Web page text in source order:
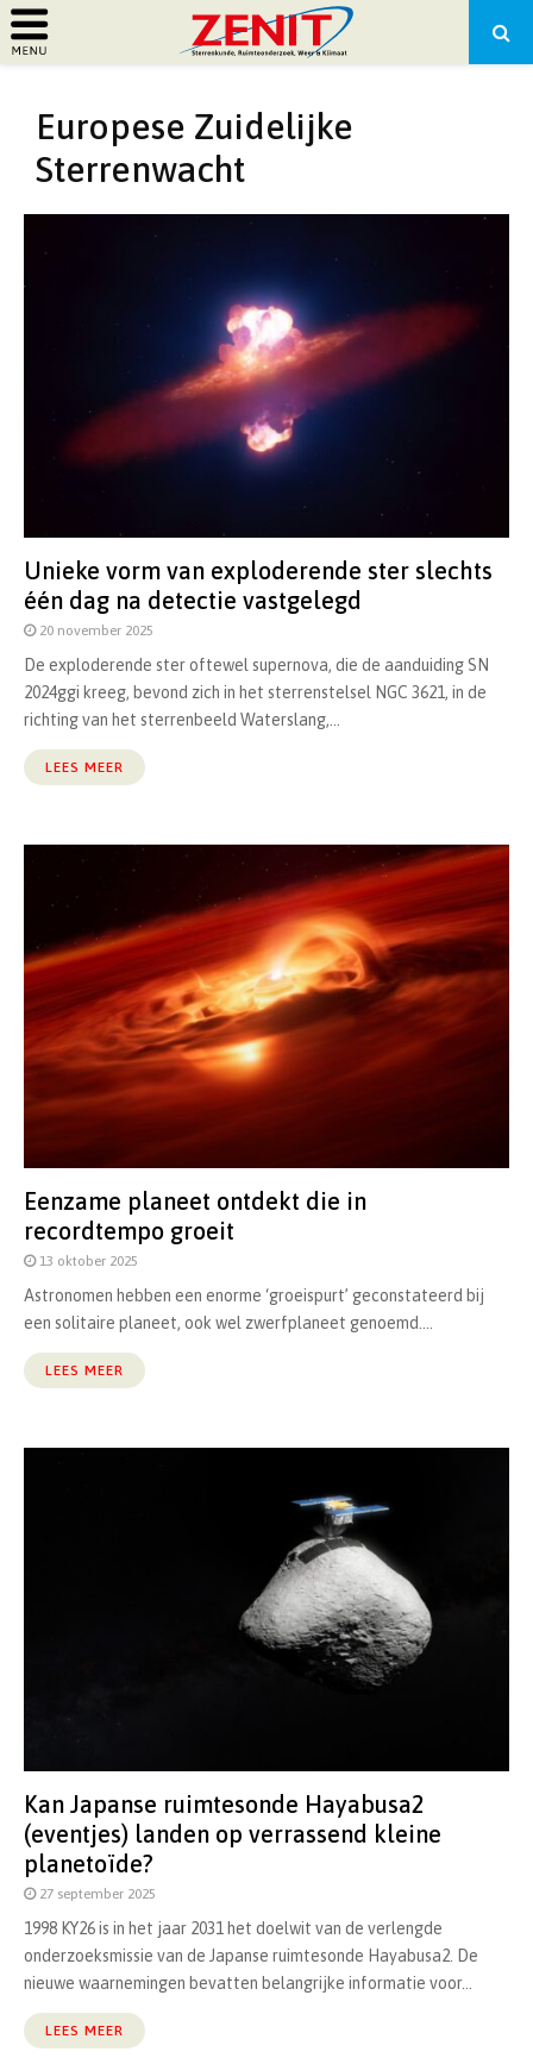
PRIMARY
MENU
Europese Zuidelijke
Sterrenwacht
Unieke vorm van exploderende ster slechts
één dag na detectie vastgelegd
20 november 2025
De exploderende ster oftewel supernova, die de aanduiding SN
2024ggi kreeg, bevond zich in het sterrenstelsel NGC 3621, in de
richting van het sterrenbeeld Waterslang,...
LEES MEER
Eenzame planeet ontdekt die in
recordtempo groeit
13 oktober 2025
Astronomen hebben een enorme ‘groeispurt’ geconstateerd bij
een solitaire planeet, ook wel zwerfplaneet genoemd....
LEES MEER
Kan Japanse ruimtesonde Hayabusa2
(eventjes) landen op verrassend kleine
planetoïde?
27 september 2025
1998 KY26 is in het jaar 2031 het doelwit van de verlengde
onderzoeksmissie van de Japanse ruimtesonde Hayabusa2. De
nieuwe waarnemingen bevatten belangrijke informatie voor...
LEES MEER